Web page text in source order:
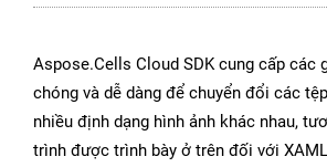
Aspose.Cells Cloud SDK cung cấp các
chóng và dễ dàng để chuyển đổi các
nhiều định dạng hình ảnh khác nhau,
trình được trình bày ở trên đối với